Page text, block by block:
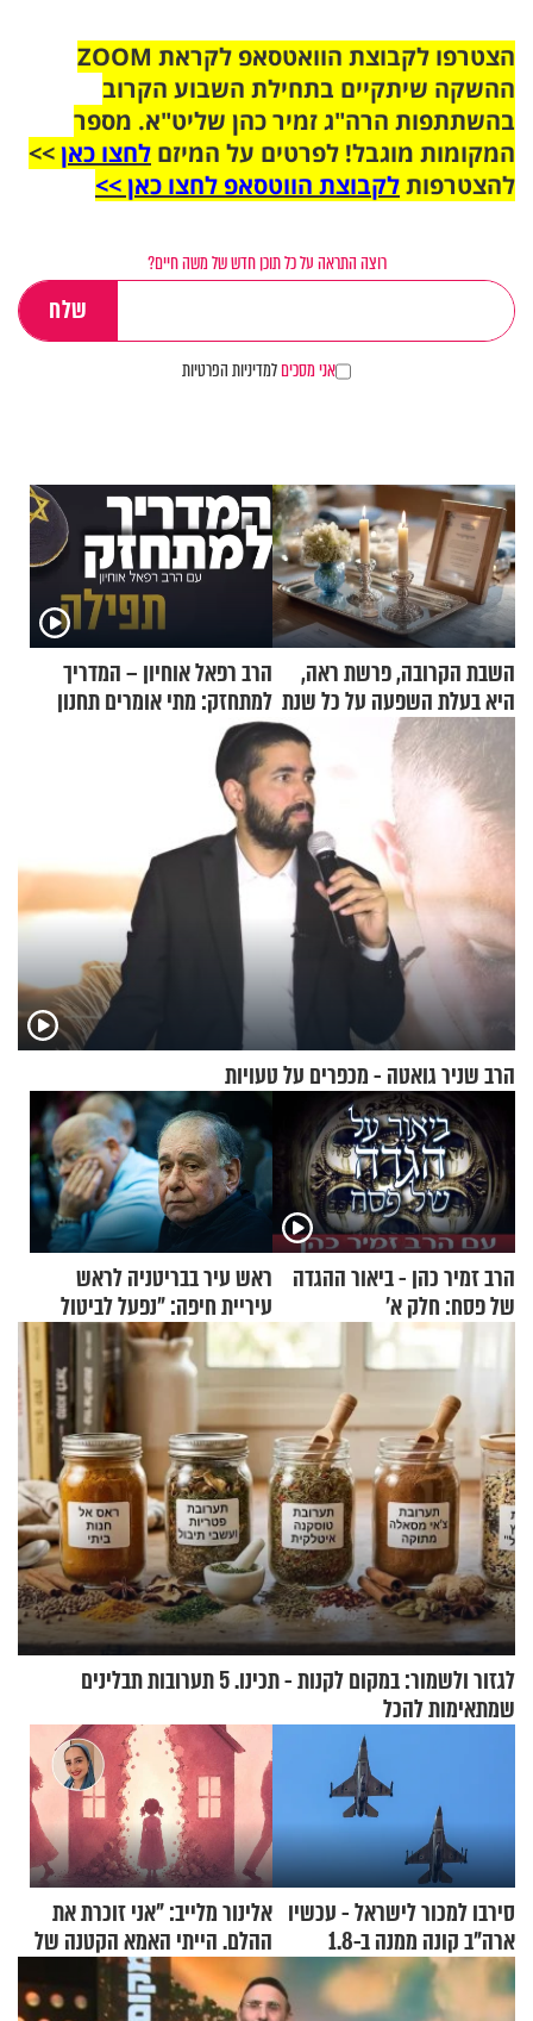
הצטרפו לקבוצת הוואטסאפ לקראת ZOOM
ההשקה שיתקיים בתחילת השבוע הקרוב
בהשתתפות הרה"ג זמיר כהן שליט"א. מספר
המקומות מוגבל! לפרטים על המיזם לחצו כאן>>
להצטרפותלקבוצת הווטסאפ לחצו כאן >>
רוצה התראה על כל תוכן חדש של משה חיים?
אני מסכיםלמדיניות הפרטיות
השבת הקרובה, פרשת ראה,
היא בעלת השפעה על כל שנת
תשפ"ז
הרב רפאל אוחיון – המדריך
למתחזק: מתי אומרים תחנון
ואיך עולים לתורה?
הרב שניר גואטה - מכפרים על טעויות
הרב זמיר כהן - ביאור ההגדה
של פסח: חלק א’
ראש עיר בבריטניה לראש
עיריית חיפה: ״נפעל לביטול
ברית הערים התאומות״
לגזור ולשמור: במקום לקנות - תכינו. 5 תערובות תבלינים
שמתאימות להכל
סירבו למכור לישראל - עכשיו
ארה"ב קונה ממנה ב-1.8
מיליארד דולר
אלינור מלייב: "אני זוכרת את
ההלם. הייתי האמא הקטנה של
הבית"